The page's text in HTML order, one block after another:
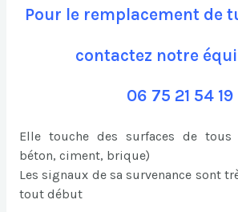
Pour le remplacement de
contactez notre
06 75 21 54 19
Elle touche des surfaces de tous
béton, ciment, brique)
Les signaux de sa survenance sont
tout début